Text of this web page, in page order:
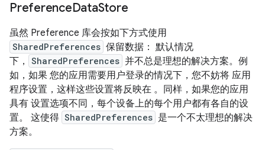
PreferenceDataStore
虽然 Preference 库会按如下方式使用
SharedPreferences 保留数据： 默认情况
下，
SharedPreferences 并不总是理想的解决方案。例
如，如果 您的应用需要用户登录的情况下，您不妨将 应用
程序设置，这样这些设置将反映在 。同样，如果您的应用
具有 设置选项不同，每个设备上的每个用户都有各自的设
置。 这使得 SharedPreferences 是一个不太理想的解决
方案。